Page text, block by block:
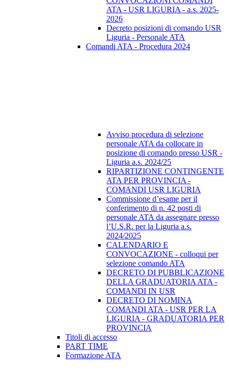
ATA - USR LIGURIA - a.s. 2025-
2026
Decreto posizioni di comando USR
Liguria - Personale ATA
Comandi ATA - Procedura 2024
Avviso procedura di selezione
personale ATA da collocare in
posizione di comando presso USR -
Liguria a.s. 2024/25
RIPARTIZIONE CONTINGENTE
ATA PER PROVINCIA -
COMANDI USR LIGURIA
Commissione d’esame per il
conferimento di n. 42 posti di
personale ATA da assegnare presso
l’U.S.R. per la Liguria a.s.
2024/2025
CALENDARIO E
CONVOCAZIONE - colloqui per
selezione comando ATA
DECRETO DI PUBBLICAZIONE
DELLA GRADUATORIA ATA -
COMANDI IN USR
DECRETO DI NOMINA
COMANDI ATA - USR PER LA
LIGURIA - GRADUATORIA PER
PROVINCIA
Titoli di accesso
PART TIME
Formazione ATA